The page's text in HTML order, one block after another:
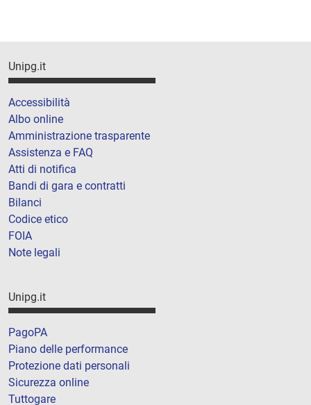
Unipg.it
Accessibilità
Albo online
Amministrazione trasparente
Assistenza e FAQ
Atti di notifica
Bandi di gara e contratti
Bilanci
Codice etico
FOIA
Note legali
Unipg.it
PagoPA
Piano delle performance
Protezione dati personali
Sicurezza online
Tuttogare